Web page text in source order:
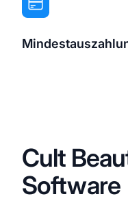
Cult
Software